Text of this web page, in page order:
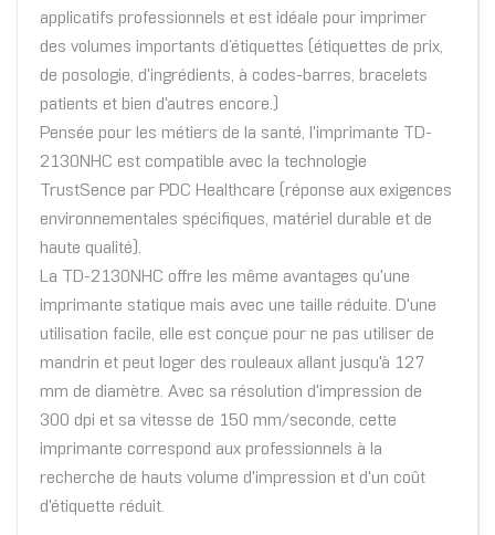
applicatifs professionnels et est idéale pour imprimer
des volumes importants d’étiquettes (étiquettes de prix,
de posologie, d'ingrédients, à codes-barres, bracelets
patients et bien d'autres encore.)
Pensée pour les métiers de la santé, l'imprimante TD-
2130NHC est compatible avec la technologie
TrustSence par PDC Healthcare (réponse aux exigences
environnementales spécifiques, matériel durable et de
haute qualité).
La TD-2130NHC offre les même avantages qu'une
imprimante statique mais avec une taille réduite. D'une
utilisation facile, elle est conçue pour ne pas utiliser de
mandrin et peut loger des rouleaux allant jusqu'à 127
mm de diamètre. Avec sa résolution d'impression de
300 dpi et sa vitesse de 150 mm/seconde, cette
imprimante correspond aux professionnels à la
recherche de hauts volume d'impression et d'un coût
d'étiquette réduit.